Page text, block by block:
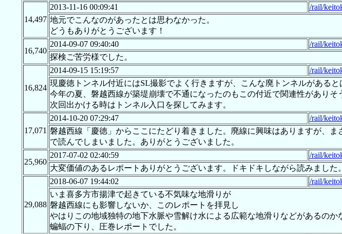
14,497
2013-11-16 00:09:41 /rail/
地元でこんなのがあったとは思わなかった。
どうもありがとうございます！
16,740
2014-09-07 09:40:40 /rail/
探検ご苦労様でした。
16,824
2014-09-15 15:19:57 /rail/
現慶徳トンネル付近にはSL撮影でよく行きますが、こんな廃トンネルがあると
今年の夏、磐越西線が築堤崩壊で不通になったのもこの付近で関連性がありそ
次回出かける時はトンネル入口を探してみます。
17,071
2014-10-20 07:29:47 /rail/
磐越西線「慶徳」からここにたどり着きました。廃線に興味はありますが、
で読んでしまいました。ありがとうございました。
25,960
2017-07-02 02:40:59 /rail/
大変価値のあるレポートありがとうございます。ドキドキしながら読みました。
29,088
2018-06-07 19:44:02 /rail/
いま喜多方市揚津で起きている不気味な地滑りが
磐越西線にも影響しないか、このレポートを拝見し
やはりこの地域独特の地下水脈や雪解け水による広範な地滑りなどがあるのか
蝙蝠の下り、圧巻レポートでした。